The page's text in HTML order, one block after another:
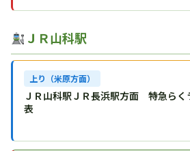
ＪＲ山科駅
上り（米原方面）
ＪＲ山科駅ＪＲ長浜駅方面 特急らく
表